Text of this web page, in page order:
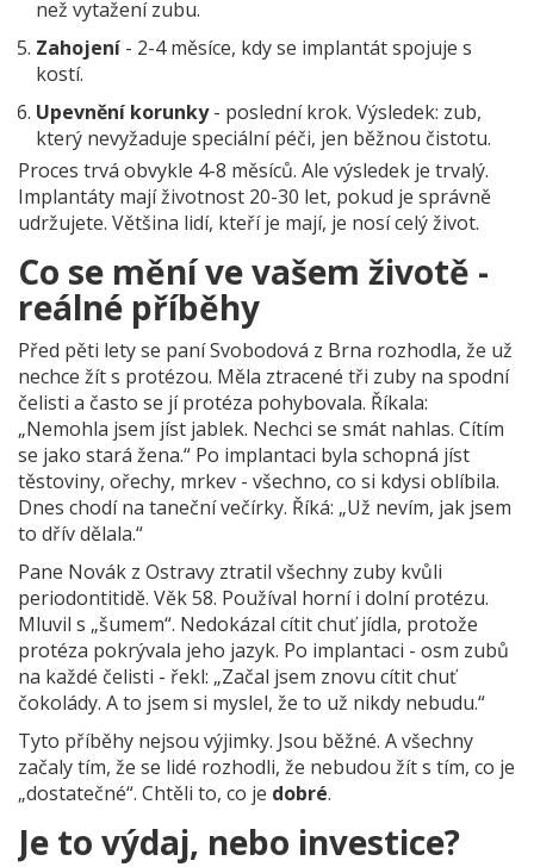
než vytažení zubu.
Zahojení - 2-4 měsíce, kdy se implantát spojuje s
kostí.
Upevnění korunky- poslední krok. Výsledek: zub,
který nevyžaduje speciální péči, jen běžnou čistotu.
Proces trvá obvykle 4-8 měsíců. Ale výsledek je trvalý.
Implantáty mají životnost 20-30 let, pokud je správně
udržujete. Většina lidí, kteří je mají, je nosí celý život.
Co se mění ve vašem životě -
reálné příběhy
Před pěti lety se paní Svobodová z Brna rozhodla, že už
nechce žít s protézou. Měla ztracené tři zuby na spodní
čelisti a často se jí protéza pohybovala. Říkala:
„Nemohla jsem jíst jablek. Nechci se smát nahlas. Cítím
se jako stará žena.“ Po implantaci byla schopná jíst
těstoviny, ořechy, mrkev - všechno, co si kdysi oblíbila.
Dnes chodí na taneční večírky. Říká: „Už nevím, jak jsem
to dřív dělala.“
Pane Novák z Ostravy ztratil všechny zuby kvůli
periodontitidě. Věk 58. Používal horní i dolní protézu.
Mluvil s „šumem“. Nedokázal cítit chuť jídla, protože
protéza pokrývala jeho jazyk. Po implantaci - osm zubů
na každé čelisti - řekl: „Začal jsem znovu cítit chuť
čokolády. A to jsem si myslel, že to už nikdy nebudu.“
Tyto příběhy nejsou výjimky. Jsou běžné. A všechny
začaly tím, že se lidé rozhodli, že nebudou žít s tím, co je
„dostatečné“. Chtěli to, co je dobré.
Je to výdaj, nebo investice?